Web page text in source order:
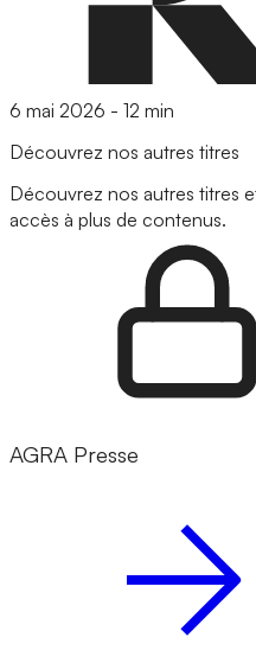
6 mai 2026 - 12 min
Découvrez nos autres titres
Découvrez nos autres titres
accès à plus de contenus.
AGRA Presse